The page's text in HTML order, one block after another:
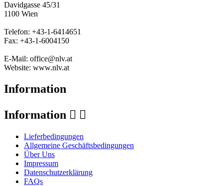
Davidgasse 45/31
1100 Wien
Telefon: +43-1-6414651
Fax: +43-1-6004150
E-Mail: office@nlv.at
Website: www.nlv.at
Information
Information  
Lieferbedingungen
Allgemeine Geschäftsbedingungen
Über Uns
Impressum
Datenschutzerklärung
FAQs